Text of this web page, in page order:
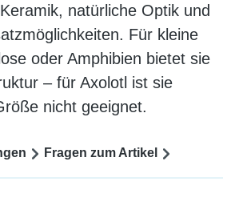
natürliche Optik und
Für kleine
oder Amphibien bietet sie
– für Axolotl ist sie
nicht geeignet.
Fragen zum Artikel